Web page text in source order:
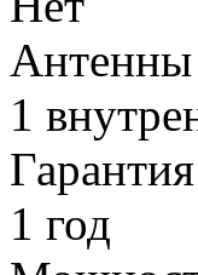
Антенны
1
Гарантия
1 год